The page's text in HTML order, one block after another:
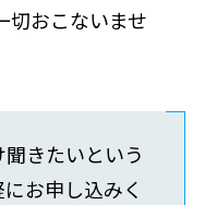
切おこないませ
きたいという
お申し込みく